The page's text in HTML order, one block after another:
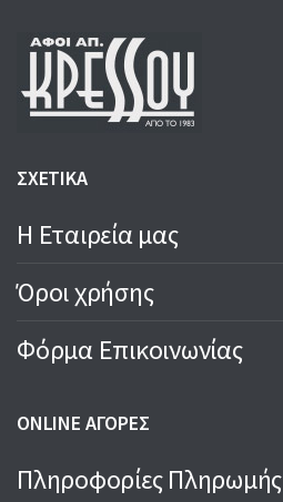
ΣΧΕΤΙΚΑ
Η Εταιρεία μας
Όροι χρήσης
Φόρμα Επικοινωνίας
ONLINE ΑΓΟΡΕΣ
Πληροφορίες Πληρωμής